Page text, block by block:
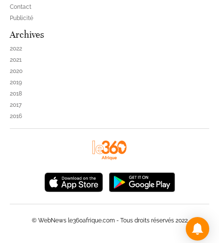
Contact
Publicité
Archives
2022
2021
2020
2019
2018
2017
2016
© WebNews le360afrique.com - Tous droits réservés 2022